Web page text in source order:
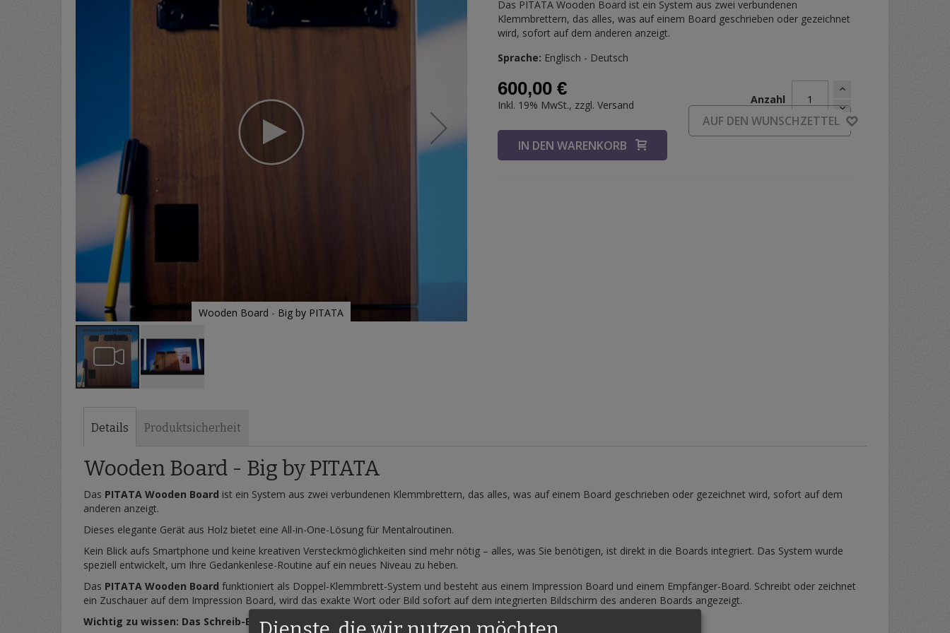
Wooden Board - Big by PITATA
Das PITATA Wooden Board ist ein System aus zwei verbundenen
Klemmbrettern, das alles, was auf einem Board geschrieben oder gezeichnet
wird, sofort auf dem anderen anzeigt.
Sprache: Englisch - Deutsch
600,00 €
Inkl. 19% MwSt., zzgl.Versand Anzahl
IN DEN WARENKORB
AUF DEN WUNSCHZETTEL
Details
Wooden Board - Big by PITATA
Das PITATA Wooden Board ist ein System aus zwei verbundenen Klemmbrettern, das alles, was auf einem Board geschrieben oder gezeichnet wird, sofort auf dem
anderen anzeigt.
Dieses elegante Gerät aus Holz bietet eine All-in-One-Lösung für Mentalroutinen.
Kein Blick aufs Smartphone und keine kreativen Versteckmöglichkeiten sind mehr nötig – alles, was Sie benötigen, ist direkt in die Boards integriert. Das System wurde
speziell entwickelt, um Ihre Gedankenlese-Routine auf ein neues Niveau zu heben.
Das PITATA Wooden Board funktioniert als Doppel-Klemmbrett-System und besteht aus einem Impression Board und einem Empfänger-Board. Schreibt oder zeichnet
ein Zuschauer auf dem Impression Board, wird das exakte Wort oder Bild sofort auf dem integrierten Bildschirm des anderen Boards angezeigt.
Wichtig zu wissen: Das Schreib-Board lässt sich auch eigenständig als voll funktionsfähiges Impression Pad einsetzen!
Produktsicherheit